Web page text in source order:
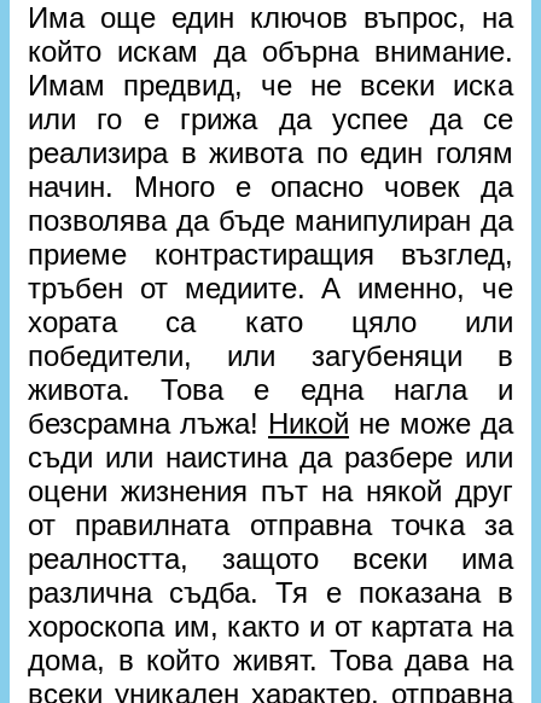
Има още един ключов въпрос, на
който искам да обърна внимание.
Имам предвид, че не всеки иска
или го е грижа да успее да се
реализира в живота по един голям
начин. Много е опасно човек да
позволява да бъде манипулиран да
приеме контрастиращия възглед,
тръбен от медиите. А именно, че
хората са като цяло или
победители, или загубеняци в
живота. Това е една нагла и
безсрамна лъжа! Никой не може да
съди или наистина да разбере или
оцени жизнения път на някой друг
от правилната отправна точка за
реалността, защото всеки има
различна съдба. Тя е показана в
хороскопа им, както и от картата на
дома, в който живят. Това дава на
всеки уникален характер, отправна